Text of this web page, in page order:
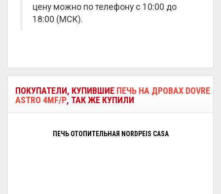
цену можно по телефону с 10:00 до
18:00 (МСК).
ПОКУПАТЕЛИ, КУПИВШИЕ ПЕЧЬ НА ДРОВАХ DOVRE
ASTRO 4MF/P, ТАК ЖЕ КУПИЛИ
ПЕЧЬ ОТОПИТЕЛЬНАЯ NORDPEIS CASA